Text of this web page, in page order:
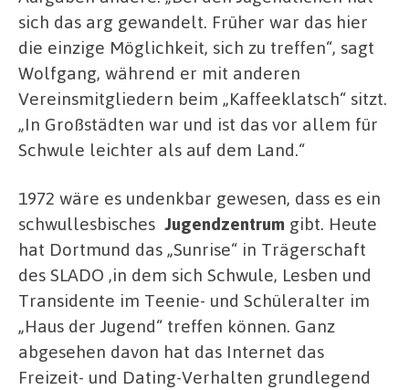
sich das arg gewandelt. Früher war das hier
die einzige Möglichkeit, sich zu treffen“, sagt
Wolfgang, während er mit anderen
Vereinsmitgliedern beim „Kaffeeklatsch“ sitzt.
„In Großstädten war und ist das vor allem für
Schwule leichter als auf dem Land.“
1972 wäre es undenkbar gewesen, dass es ein
schwullesbisches Jugendzentrum gibt. Heute
hat Dortmund das „Sunrise“ in Trägerschaft
des SLADO ,in dem sich Schwule, Lesben und
Transidente im Teenie- und Schüleralter im
„Haus der Jugend“ treffen können. Ganz
abgesehen davon hat das Internet das
Freizeit- und Dating-Verhalten grundlegend